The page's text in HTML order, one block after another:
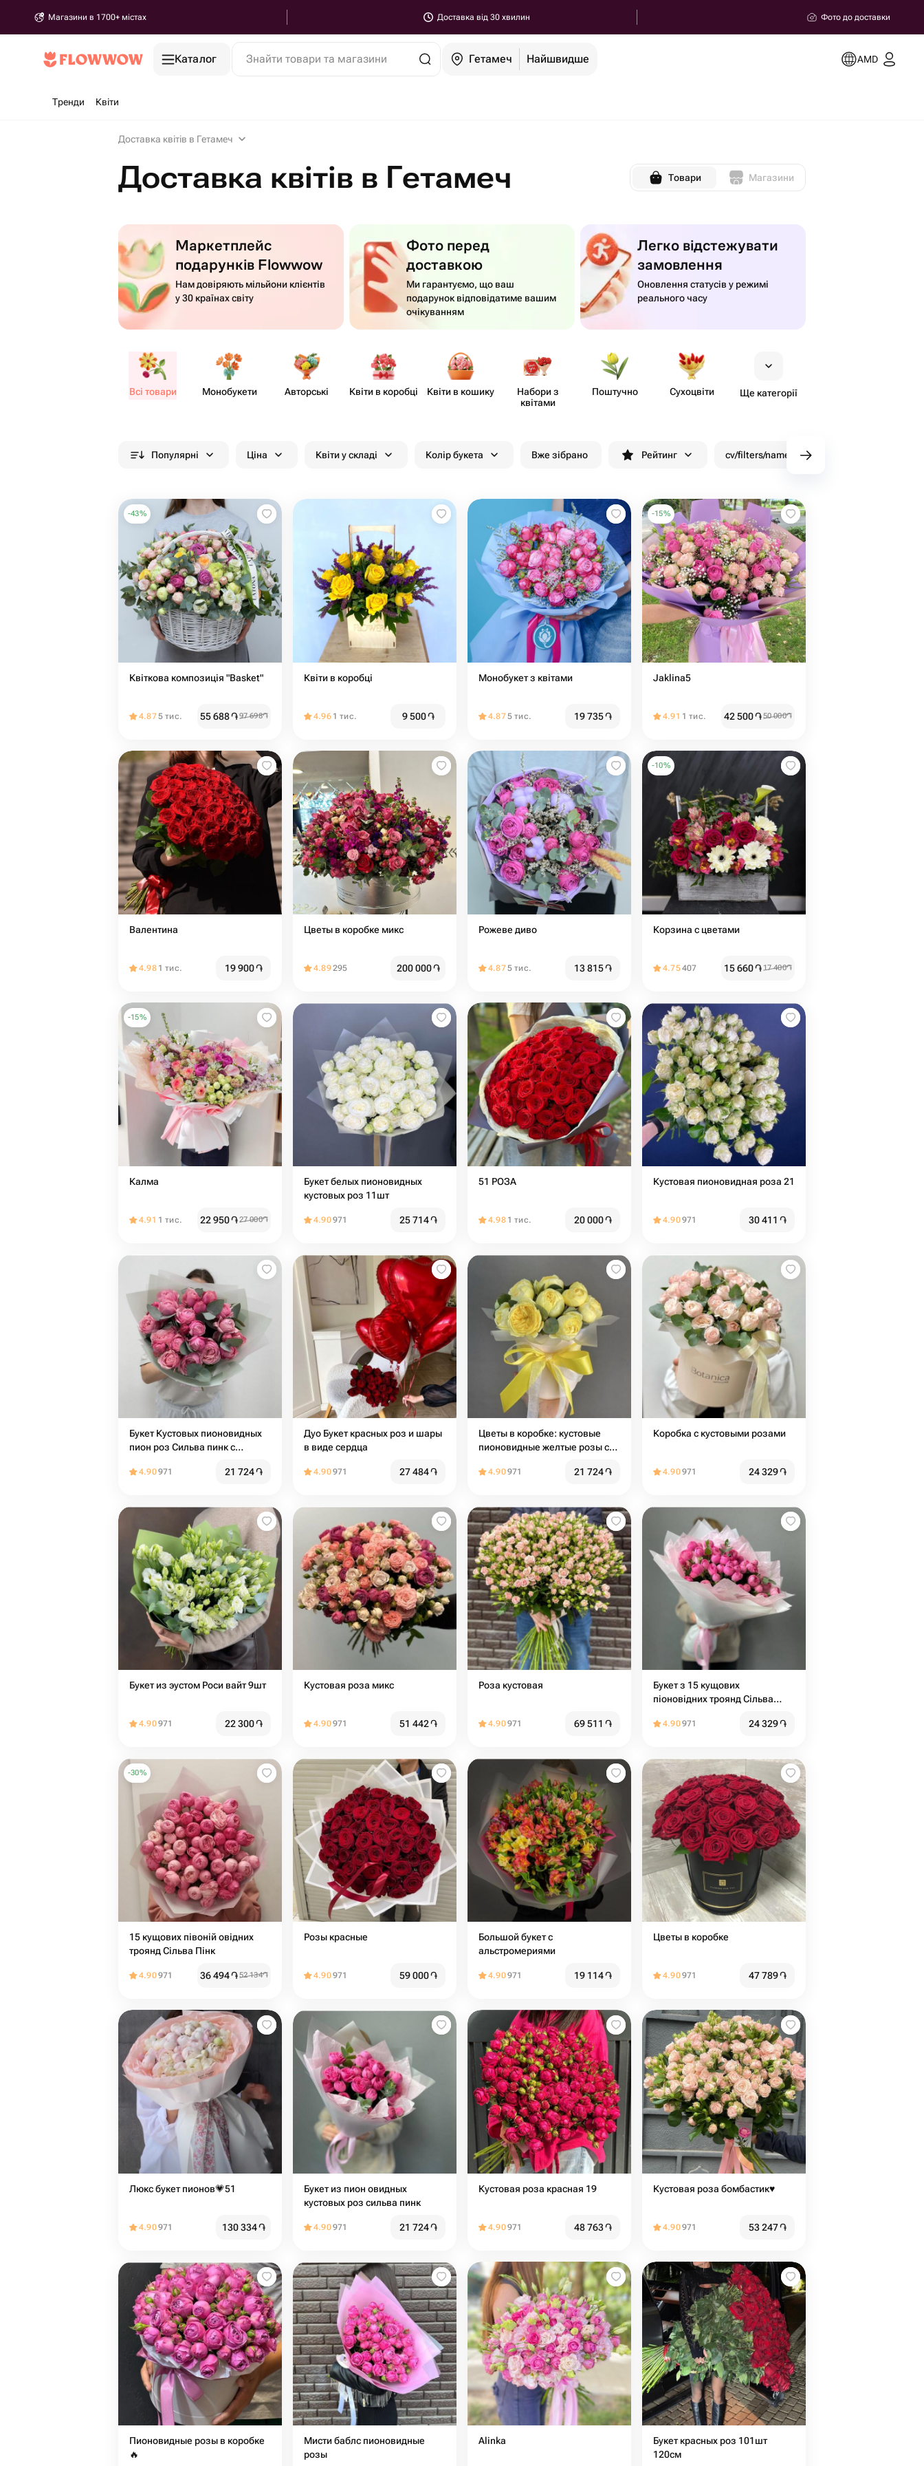
Магазини в 1700+ містах Доставка від 30 хвилин Фото до доставки
Каталог Знайти товари та магазини Гетамеч Найшвидше AMD
Тренди Квіти
Доставка квітів в Гетамеч
Доставка квітів в Гетамеч Товари Магазини
Маркетплейс
подарунків Flowwow
Нам довіряють мільйони клієнтів
у 30 країнах світу
Фото перед
доставкою
Ми гарантуємо, що ваш
подарунок відповідатиме вашим
очікуванням
Легко відстежувати
замовлення
Оновлення статусів у режимі
реального часу
Всі товари Моно​букети Авторські Квіти в коробці Квіти в кошику
Набори з
квітами
Поштучно Сухоцвіти Ще категорії
Популярні Ціна Квіти у складі Колір букета Вже зібрано Рейтинг cv/filters/name_fast_delivery
-43%
Квіткова композиція "Basket"
4.875 тис. 55 688֏97 698֏
Квіти в коробці
4.96 1 тис. 9 500֏
Монобукет з квітами
4.875 тис. 19 735֏
-15%
Jaklina5
4.91 1 тис. 42 500֏50 000֏
Валентина
4.98 1 тис. 19 900֏
Цветы в коробке микс
4.89295 200 000֏
Рожеве диво
4.875 тис. 13 815֏
-10%
Корзина с цветами
4.75407 15 660֏17 400֏
-15%
Калма
4.91 1 тис. 22 950֏27 000֏
Букет белых пионовидных
кустовых роз 11шт
4.90971 25 714֏
51 РОЗА
4.98 1 тис. 20 000֏
Кустовая пионовидная роза 21
4.90971 30 411 ֏
Букет Кустовых пионовидных
пион роз Сильва пинк с
4.90971 21 724֏
Дуо Букет красных роз и шары
в виде сердца
4.90971 27 484֏
Цветы в коробке: кустовые
пионовидные желтые розы с
4.90971 21 724֏
Коробка с кустовыми розами
4.90971 24 329֏
Букет из эустом Роси вайт 9шт
4.90971 22 300֏
Кустовая роза микс
4.90971 51 442֏
Роза кустовая
4.90971 69 511 ֏
Букет з 15 кущових
піоновідних троянд Сільва
4.90971 24 329֏
-30%
15 кущових півоній овідних
троянд Сільва Пінк
4.90971 36 494֏52 134֏
Розы красные
4.90971 59 000֏
Большой букет с
альстромериями
4.90971 19 114֏
Цветы в коробке
4.90971 47 789֏
Люкс букет пионов💗51
4.90971 130 334֏
Букет из пион овидных
кустовых роз сильва пинк
4.90971 21 724֏
Кустовая роза красная 19
4.90971 48 763֏
Кустовая роза бомбастик♥️
4.90971 53 247֏
Пионовидные розы в коробке
🔥
Мисти баблс пионовидные
розы
Alinka
Букет красных роз 101шт
120см